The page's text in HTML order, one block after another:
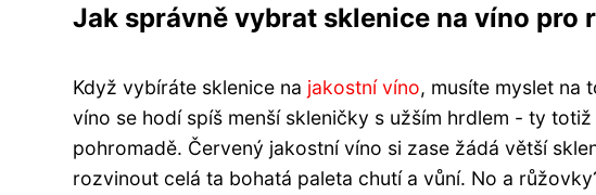
Jak správně vybrat sklenice na víno pro
Když vybíráte sklenice na jakostní víno, musíte myslet na
víno se hodí spíš menší skleničky s užším hrdlem - ty
pohromadě. Červený jakostní víno si zase žádá větší
rozvinout celá ta bohatá paleta chutí a vůní. No a